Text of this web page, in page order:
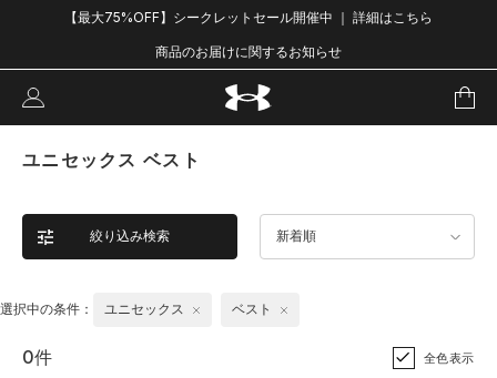
【最大75%OFF】シークレットセール開催中 ｜ 詳細はこちら
商品のお届けに関するお知らせ
ユニセックス ベスト
絞り込み検索 新着順
選択中の条件： ユニセックス ベスト
0件 全色表示